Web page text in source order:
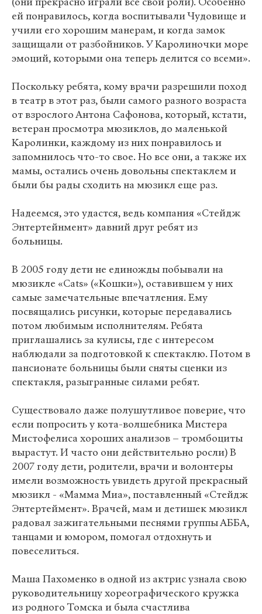
ей понравилось, когда воспитывали Чудовище и
учили его хорошим манерам, и когда замок
защищали от разбойников. У Каролиночки море
эмоций, которыми она теперь делится со всеми».
Поскольку ребята, кому врачи разрешили поход
в театр в этот раз, были самого разного возраста
от взрослого Антона Сафонова, который, кстати,
ветеран просмотра мюзиклов, до маленькой
Каролинки, каждому из них понравилось и
запомнилось что-то свое. Но все они, а также их
мамы, остались очень довольны спектаклем и
были бы рады сходить на мюзикл еще раз.
Надеемся, это удастся, ведь компания «Стейдж
Энтертейнмент» давний друг ребят из
больницы.
В 2005 году дети не единожды побывали на
мюзикле «Cats» («Кошки»), оставившем у них
самые замечательные впечатления. Ему
посвящались рисунки, которые передавались
потом любимым исполнителям. Ребята
приглашались за кулисы, где с интересом
наблюдали за подготовкой к спектаклю. Потом в
пансионате больницы были сняты сценки из
спектакля, разыгранные силами ребят.
Существовало даже полушутливое поверие, что
если попросить у кота-волшебника Мистера
Мистофелиса хороших анализов – тромбоциты
вырастут. И часто они действительно росли) В
2007 году дети, родители, врачи и волонтеры
имели возможность увидеть другой прекрасный
мюзикл - «Мамма Миа», поставленный «Стейдж
Энтертеймент». Врачей, мам и детишек мюзикл
радовал зажигательными песнями группы АББА,
танцами и юмором, помогал отдохнуть и
повеселиться.
Маша Пахоменко в одной из актрис узнала свою
руководительницу хореографического кружка
из родного Томска и была счастлива